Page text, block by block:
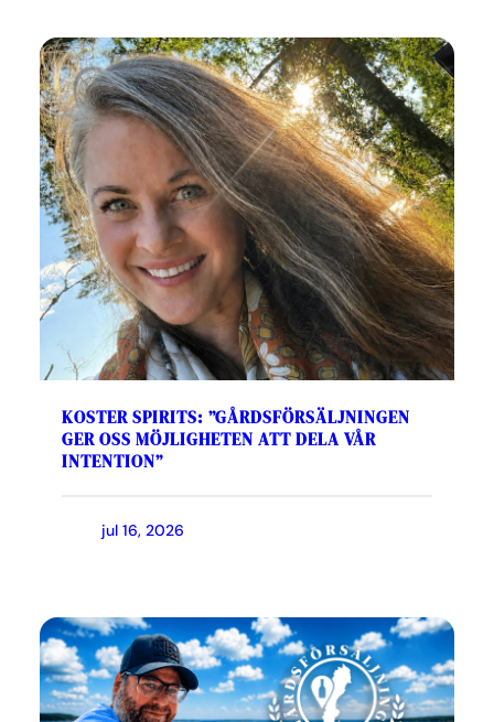
KOSTER SPIRITS: ”GÅRDSFÖRSÄLJNINGEN
GER OSS MÖJLIGHETEN ATT DELA VÅR
INTENTION”
jul 16, 2026